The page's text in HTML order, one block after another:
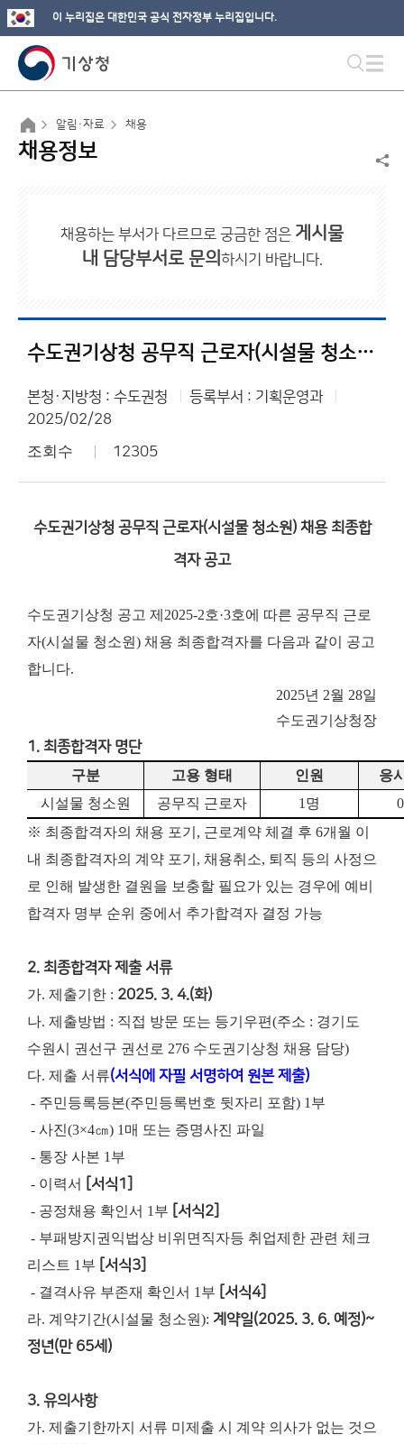
이 누리집은 대한민국 공식 전자정부 누리집입니다.
알림·자료 채용
채용정보
채용하는 부서가 다르므로 궁금한 점은 게시물
내 담당부서로 문의 하시기 바랍니다.
수도권기상청 공무직 근로자(시설물 청소원) 채용 최종합격자 공고
본청·지방청 : 수도권청
등록부서 : 기획운영과
2025/02/28
조회수 12305
수도권기상청 공무직 근로자(시설물 청소원) 채용 최종합
격자 공고
수도권기상청 공고 제2025-2호·3호에 따른 공무직 근로
자(시설물 청소원) 채용 최종합격자를 다음과 같이 공고
합니다.
2025년 2월 28일
수도권기상청장
1. 최종합격자 명단
구분 고용 형태 인원
응
시설물 청소원
공무직 근로자 1 명
※ 최종합격자의 채용 포기, 근로계약 체결 후 6개월 이
내 최종합격자의 계약 포기, 채용취소, 퇴직 등의 사정으
로 인해 발생한 결원을 보충할 필요가 있는 경우에 예비
합격자 명부 순위 중에서 추가합격자 결정 가능
2. 최종합격자 제출 서류
가. 제출기한 : 2025. 3. 4.(화)
나. 제출방법 : 직접 방문 또는 등기우편(주소 : 경기도
수원시 권선구 권선로 276 수도권기상청 채용 담당)
다. 제출 서류(서식에 자필 서명하여 원본 제출)
- 주민등록등본(주민등록번호 뒷자리 포함) 1부
- 사진(3×4㎝) 1매 또는 증명사진 파일
- 통장 사본 1부
- 이력서
[서식1]
- 공정채용 확인서 1부 [서식2]
- 부패방지권익법상 비위면직자등 취업제한 관련 체크
리스트 1부 [서식3]
- 결격사유 부존재 확인서 1부 [서식4]
라. 계약기간(시설물 청소원): 계약일(2025. 3. 6. 예정)~
정년(만 65세)
3. 유의사항
가. 제출기한까지 서류 미제출 시 계약 의사가 없는 것으